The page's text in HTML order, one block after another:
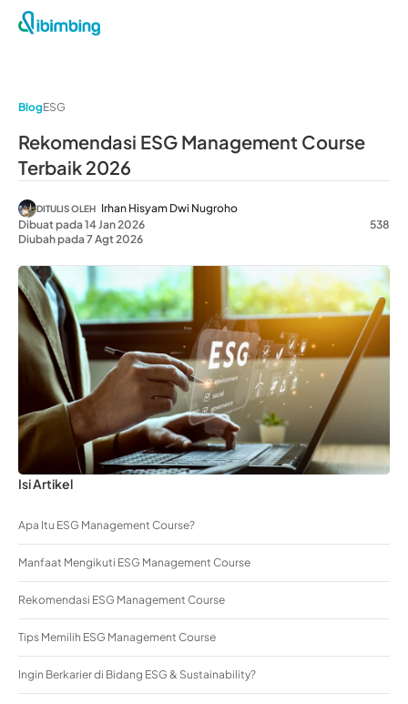
BlogESG
Rekomendasi ESG Management Course
Terbaik 2026
DITULIS OLEH Irhan Hisyam Dwi Nugroho
Dibuat pada 14 Jan 2026
Diubah pada 7 Agt 2026
538
Isi Artikel
Apa Itu ESG Management Course?
Manfaat Mengikuti ESG Management Course
Rekomendasi ESG Management Course
Tips Memilih ESG Management Course
Ingin Berkarier di Bidang ESG & Sustainability?